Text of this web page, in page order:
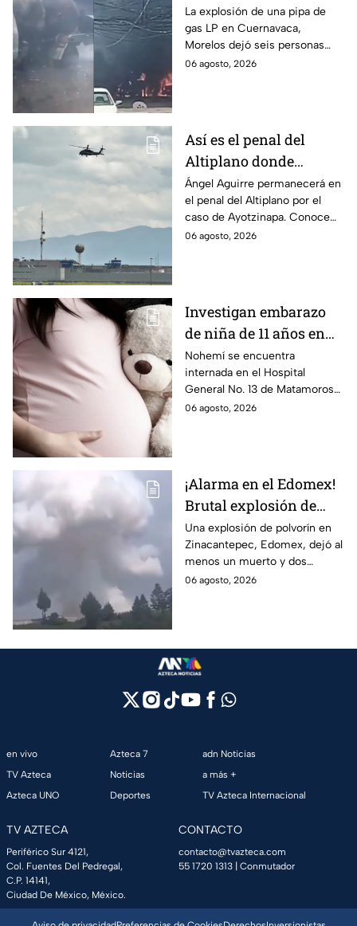
víctimas tras estallido
en Morelos
La explosión de una pipa de
gas LP en Cuernavaca,
Morelos dejó seis personas
hospitalizadas. IMSS informó
06 agosto, 2026
Así es el penal del
Altiplano donde
permanecerá Ángel
Aguirre por caso
Ayotzinapa
Ángel Aguirre permanecerá en
el penal del Altiplano por el
caso de Ayotzinapa. Conoce
dónde está, cómo es esta
06 agosto, 2026
Investigan embarazo
de niña de 11 años en
Matamoros,
Tamaulipas; ¿qué pasó
con Nohemí?
Nohemí se encuentra
internada en el Hospital
General No. 13 de Matamoros
tras complicaciones por un
06 agosto, 2026
¡Alarma en el Edomex!
Brutal explosión de
polvorín en Santa
María del Monte,
Zinacantepec; reportan
al menos un muerto y
Una explosión de polvorín en
Zinacantepec, Edomex, dejó al
menos un muerto y dos
heridos; autoridades atiende la
06 agosto, 2026
en vivo
TV Azteca
Azteca UNO
Azteca 7
Noticias
Deportes
adn Noticias
a más +
TV Azteca Internacional
TV AZTECA
Periférico Sur 4121,
Col. Fuentes Del Pedregal,
C.P. 14141,
Ciudad De México, México.
CONTACTO
contacto@tvazteca.com
55 1720 1313 | Conmutador